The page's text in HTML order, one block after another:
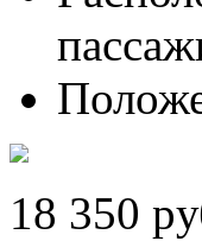
18 350 p